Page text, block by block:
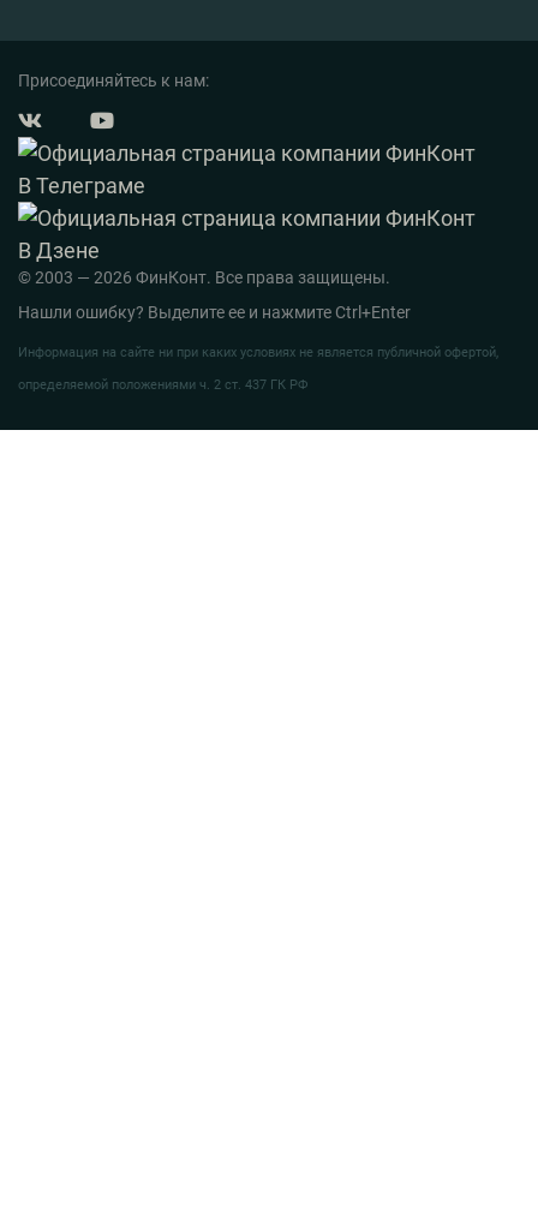
Присоединяйтесь к нам:
© 2003 — 2026 ФинКонт. Все права защищены.
Нашли ошибку? Выделите ее и нажмите Ctrl+Enter
Информация на сайте ни при каких условиях не является публичной офертой,
определяемой положениями ч. 2 ст. 437 ГК РФ